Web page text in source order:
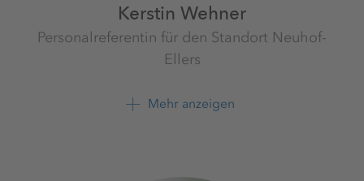
Kerstin Wehner
Personalreferentin für den Standort Neuhof-
Ellers
Werk Neuhof-Ellers
K+S Minerals & Agriculture
Mehr anzeigen